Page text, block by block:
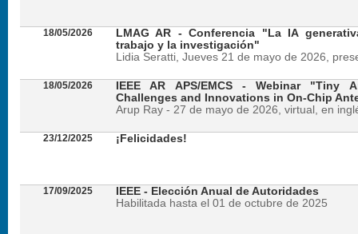
18/05/2026
LMAG AR - Conferencia "La IA
trabajo y la investigación"
Lidia Seratti, Jueves 21 de mayo de 2026,
18/05/2026
IEEE AR APS/EMCS - Webinar "Tiny
Challenges and Innovations in On-Chip
Arup Ray - 27 de mayo de 2026, virtual, en
23/12/2025 ¡Felicidades!
17/09/2025
IEEE - Elección Anual de Autoridades
Habilitada hasta el 01 de octubre de 2025